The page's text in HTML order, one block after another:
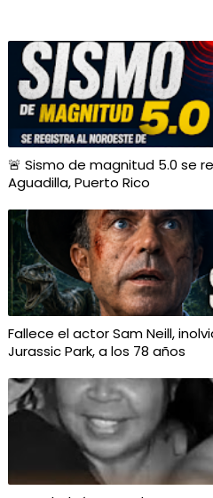
🚨 Sismo de magnitud 5.0 se
Aguadilla, Puerto Rico
Fallece el actor Sam Neill,
Jurassic Park, a los 78 años